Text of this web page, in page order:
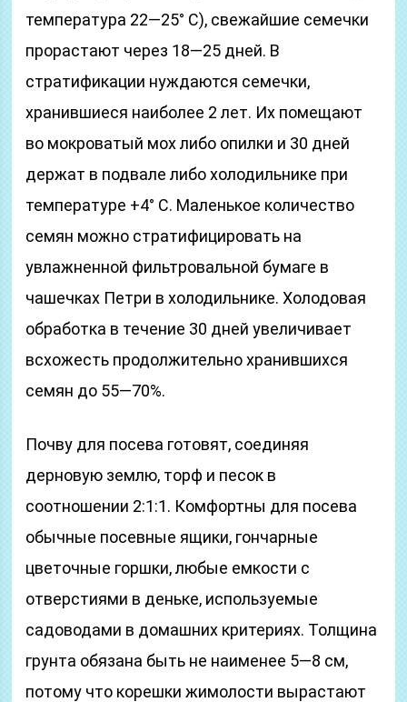
температура 22—25° С), свежайшие семечки
прорастают через 18—25 дней. В
стратификации нуждаются семечки,
хранившиеся наиболее 2 лет. Их помещают
во мокроватый мох либо опилки и 30 дней
держат в подвале либо холодильнике при
температуре +4° С. Маленькое количество
семян можно стратифицировать на
увлажненной фильтровальной бумаге в
чашечках Петри в холодильнике. Холодовая
обработка в течение 30 дней увеличивает
всхожесть продолжительно хранившихся
семян до 55—70%.
Почву для посева готовят, соединяя
дерновую землю, торф и песок в
соотношении 2:1:1. Комфортны для посева
обычные посевные ящики, гончарные
цветочные горшки, любые емкости с
отверстиями в деньке, используемые
садоводами в домашних критериях. Толщина
грунта обязана быть не наименее 5—8 см,
потому что корешки жимолости вырастают